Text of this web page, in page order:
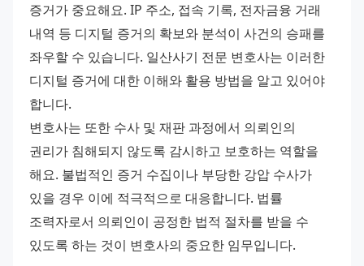
증거가 중요해요. IP 주소, 접속 기록, 전자금융 거래
내역 등 디지털 증거의 확보와 분석이 사건의 승패를
좌우할 수 있습니다. 일산사기 전문 변호사는 이러한
디지털 증거에 대한 이해와 활용 방법을 알고 있어야
합니다.
변호사는 또한 수사 및 재판 과정에서 의뢰인의
권리가 침해되지 않도록 감시하고 보호하는 역할을
해요. 불법적인 증거 수집이나 부당한 강압 수사가
있을 경우 이에 적극적으로 대응합니다. 법률
조력자로서 의뢰인이 공정한 법적 절차를 받을 수
있도록 하는 것이 변호사의 중요한 임무입니다.